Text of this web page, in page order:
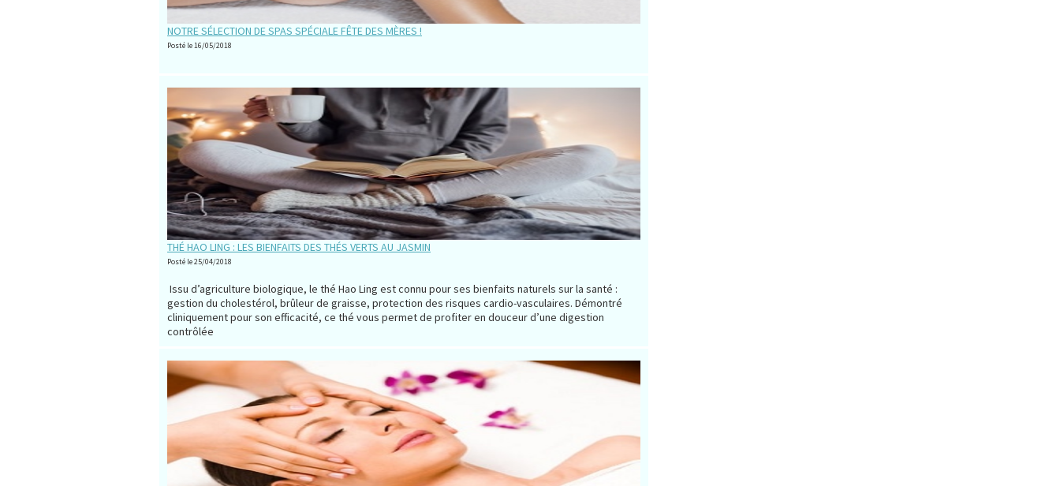
NOTRE SÉLECTION DE SPAS SPÉCIALE FÊTE DES MÈRES !
Posté le 16/05/2018
THÉ HAO LING : LES BIENFAITS DES THÉS VERTS AU JASMIN
Posté le 25/04/2018
Issu d’agriculture biologique, le thé Hao Ling est connu pour ses bienfaits naturels sur la santé :
gestion du cholestérol, brûleur de graisse, protection des risques cardio-vasculaires. Démontré
cliniquement pour son efficacité, ce thé vous permet de profiter en douceur d’une digestion
contrôlée